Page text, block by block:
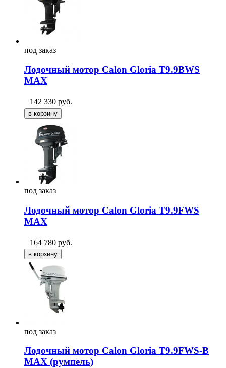
под заказ
Лодочный мотор Calon Gloria T9.9BWS
MAX
142 330 руб.
под заказ
Лодочный мотор Сalon Gloria T9.9FWS
MAX
164 780 руб.
под заказ
Лодочный мотор Сalon Gloria T9.9FWS-B
MAX (румпель)